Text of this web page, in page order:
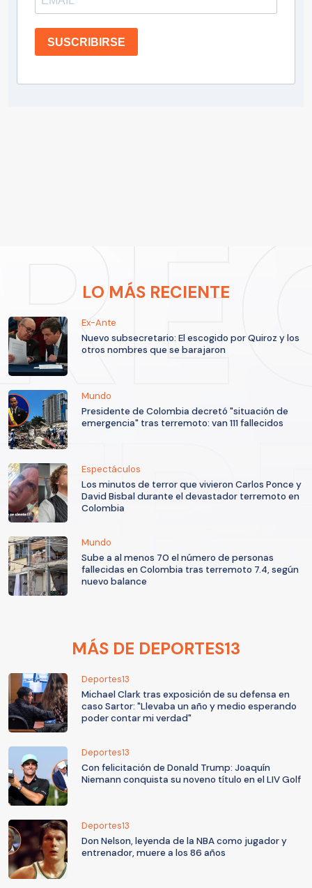
SUSCRIBIRSE
LO MÁS RECIENTE
Ex-Ante
Nuevo subsecretario: El escogido por Quiroz y los
otros nombres que se barajaron
Mundo
Presidente de Colombia decretó "situación de
emergencia" tras terremoto: van 111 fallecidos
Espectáculos
Los minutos de terror que vivieron Carlos Ponce y
David Bisbal durante el devastador terremoto en
Colombia
Mundo
Sube a al menos 70 el número de personas
fallecidas en Colombia tras terremoto 7.4, según
nuevo balance
MÁS DE DEPORTES13
Deportes13
Michael Clark tras exposición de su defensa en
caso Sartor: "Llevaba un año y medio esperando
poder contar mi verdad"
Deportes13
Con felicitación de Donald Trump: Joaquín
Niemann conquista su noveno título en el LIV Golf
Deportes13
Don Nelson, leyenda de la NBA como jugador y
entrenador, muere a los 86 años